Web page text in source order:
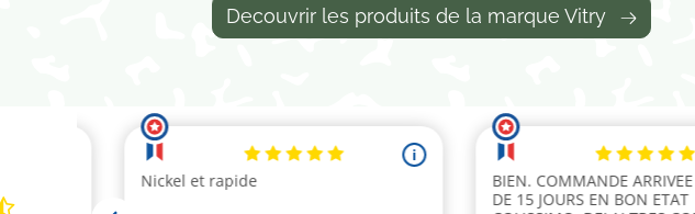
Decouvrir les produits de la marque Vitry